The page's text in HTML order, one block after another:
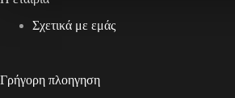
Σχετικά με εμάς
Γρήγορη πλοηγηση